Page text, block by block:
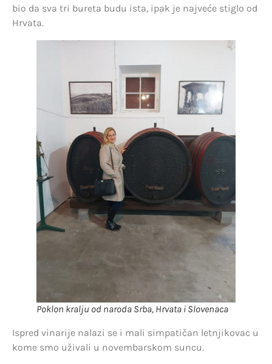
bio da sva tri bureta budu ista, ipak je najveće stiglo od
Hrvata.
Poklon kralju od naroda Srba, Hrvata i Slovenaca
Ispred vinarije nalazi se i mali simpatičan letnjikovac u
kome smo uživali u novembarskom suncu.